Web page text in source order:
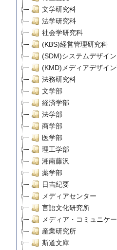
文学研究科
法学研究科
社会学研究科
(KBS)経営管理研究科
(SDM)システムデザイン
(KMD)メディアデザイ
法務研究科
文学部
経済学部
法学部
商学部
医学部
理工学部
湘南藤沢
薬学部
日吉紀要
メディアセンター
言語文化研究所
メディア・コミュニケ
産業研究所
斯道文庫